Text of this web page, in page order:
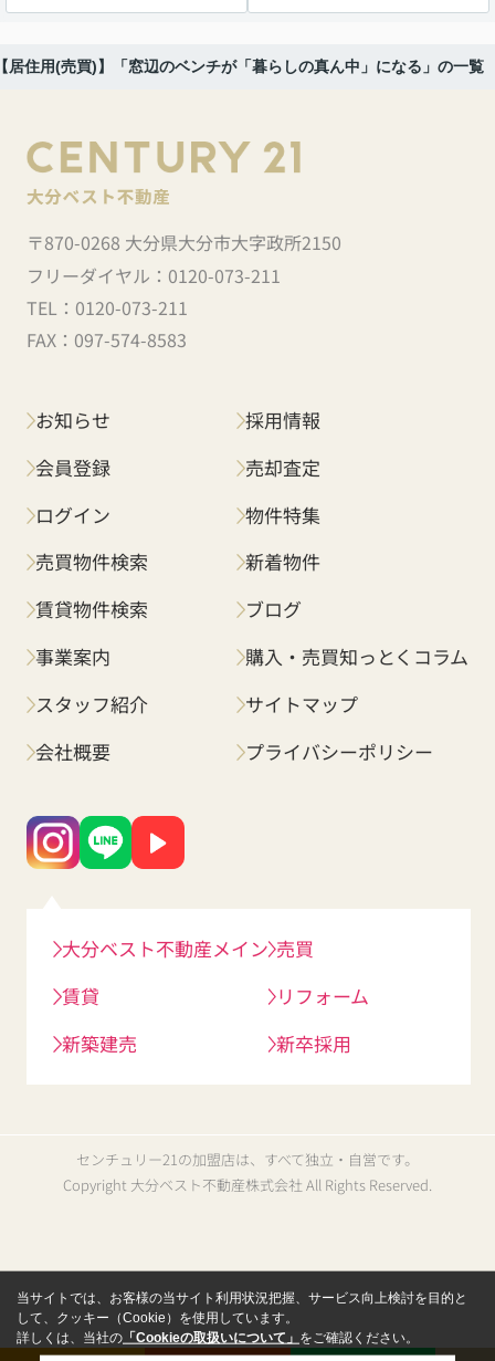
居住用(売買)】「窓辺のベンチが「暮らしの真ん中」になる」の一覧
〒870-0268 大分県大分市大字政所2150
フリーダイヤル： 0120-073-211
TEL： 0120-073-211
FAX： 097-574-8583
お知らせ
会員登録
ログイン
売買物件検索
賃貸物件検索
事業案内
スタッフ紹介
会社概要
採用情報
売却査定
物件特集
新着物件
ブログ
購入・売買知っとくコラム
サイトマップ
プライバシーポリシー
大分ベスト不動産メイン
賃貸
新築建売
売買
リフォーム
新卒採用
センチュリー21の加盟店は、すべて独立・自営です。
Copyright 大分ベスト不動産株式会社 All Rights Reserved.
当サイトでは、お客様の当サイト利用状況把握、サービス向上検討を目的と
して、クッキー（Cookie）を使用しています。
詳しくは、当社の 「Cookieの取扱いについて」 をご確認ください。